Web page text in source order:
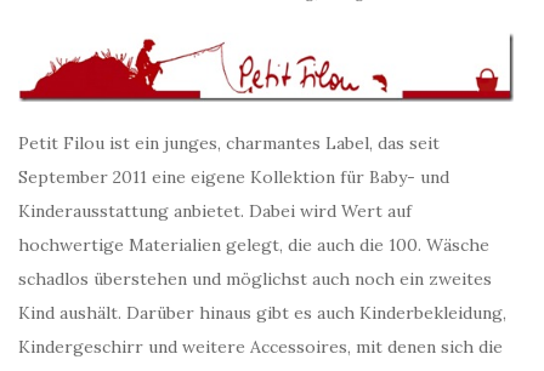
Petit Filou ist ein junges, charmantes Label, das seit
September 2011 eine eigene Kollektion für Baby- und
Kinderausstattung anbietet. Dabei wird Wert auf
hochwertige Materialien gelegt, die auch die 100. Wäsche
schadlos überstehen und möglichst auch noch ein zweites
Kind aushält. Darüber hinaus gibt es auch Kinderbekleidung,
Kindergeschirr und weitere Accessoires, mit denen sich die